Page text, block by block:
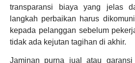
transparansi biaya yang jelas
langkah perbaikan harus
kepada pelanggan sebelum
tidak ada kejutan tagihan di akhir.
Jaminan purna jual atau